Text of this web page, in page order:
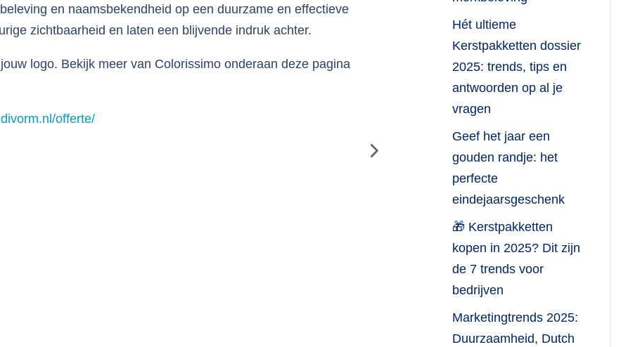
en naamsbekendheid op een duurzame en effectieve
zichtbaarheid en laten een blijvende indruk achter.
logo. Bekijk meer van Colorissimo onderaan deze pagina
offerte/
Hét ultieme
Kerstpakketten dossier
2025: trends, tips en
antwoorden op al je
vragen
Geef het jaar een
gouden randje: het
perfecte
eindejaarsgeschenk
🎁 Kerstpakketten
kopen in 2025? Dit zijn
de 7 trends voor
bedrijven
Marketingtrends 2025:
Duurzaamheid, Dutch